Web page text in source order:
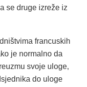
se druge izreže iz
francuskih
je normalno da
svoje uloge,
do uloge